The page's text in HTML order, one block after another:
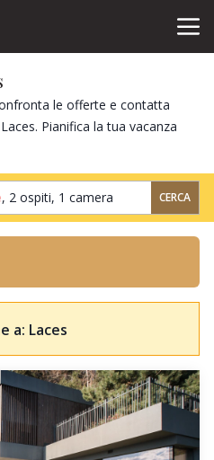
le offerte e contatta
Pianifica la tua vacanza
, 2 ospiti, 1 camera CERCA
a: Laces